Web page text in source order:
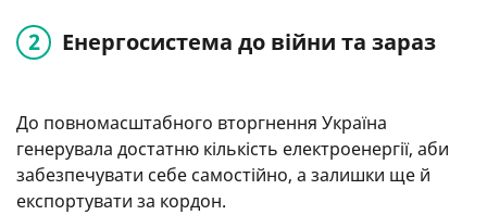
Енергосистема до війни та зараз
До повномасштабного вторгнення Україна
генерувала достатню кількість електроенергії, аби
забезпечувати себе самостійно, а залишки ще й
експортувати за кордон.